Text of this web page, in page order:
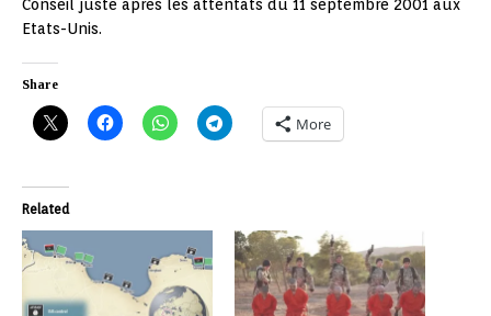
Conseil juste après les attentats du 11 septembre 2001 aux
Etats-Unis.
Share
More
Related